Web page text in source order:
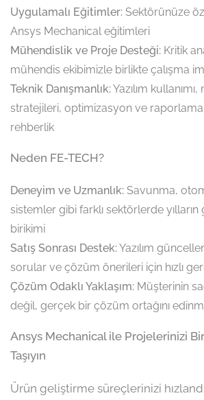
Uygulamalı Eğitimler: Sektörünüze
Ansys Mechanical eğitimleri
Mühendislik ve Proje Desteği: Kritik
mühendis ekibimizle birlikte çalışma
Teknik Danışmanlık:Yazılım
stratejileri, optimizasyon ve raporlama
rehberlik
Neden FE-TECH?
Deneyim ve Uzmanlık: Savunma,
sistemler gibi farklı sektörlerde
birikimi
Satış Sonrası Destek:Yazılım
sorular ve çözüm önerileri için hızlı
Çözüm Odaklı Yaklaşım: Müşterinin
değil, gerçek bir çözüm ortağını
Ansys Mechanical ile Projelerinizi
Taşıyın
Ürün geliştirme süreçlerinizi